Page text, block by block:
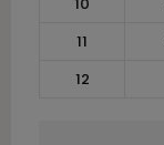
11
12